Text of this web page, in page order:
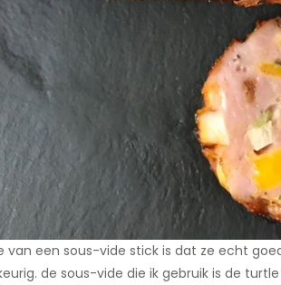
van een sous-vide stick is dat ze echt
de sous-vide die ik gebruik is de turtle